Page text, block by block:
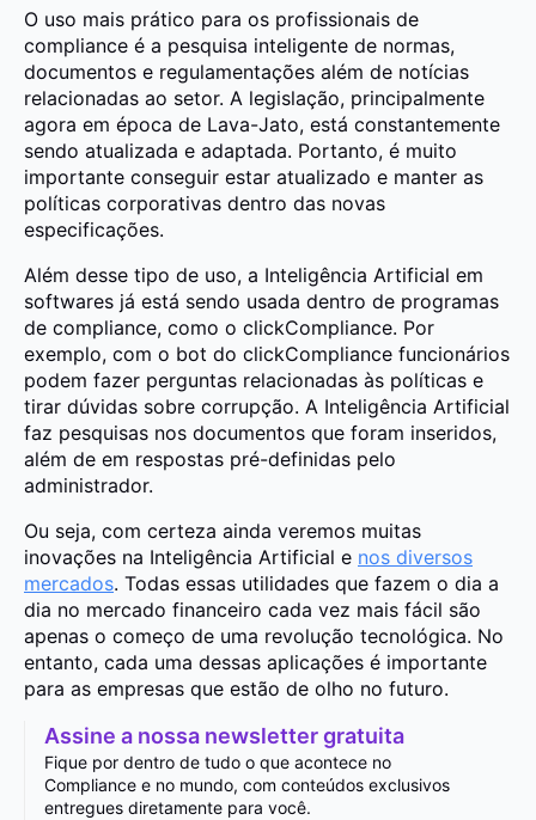
O uso mais prático para os profissionais de
compliance é a pesquisa inteligente de normas,
documentos e regulamentações além de notícias
relacionadas ao setor. A legislação, principalmente
agora em época de Lava-Jato, está constantemente
sendo atualizada e adaptada. Portanto, é muito
importante conseguir estar atualizado e manter as
políticas corporativas dentro das novas
especificações.
Além desse tipo de uso, a Inteligência Artificial em
softwares já está sendo usada dentro de programas
de compliance, como o clickCompliance. Por
exemplo, com o bot do clickCompliance funcionários
podem fazer perguntas relacionadas às políticas e
tirar dúvidas sobre corrupção. A Inteligência Artificial
faz pesquisas nos documentos que foram inseridos,
além de em respostas pré-definidas pelo
administrador.
Ou seja, com certeza ainda veremos muitas
inovações na Inteligência Artificial e nos diversos
mercados. Todas essas utilidades que fazem o dia a
dia no mercado financeiro cada vez mais fácil são
apenas o começo de uma revolução tecnológica. No
entanto, cada uma dessas aplicações é importante
para as empresas que estão de olho no futuro.
Assine a nossa newsletter gratuita
Fique por dentro de tudo o que acontece no
Compliance e no mundo, com conteúdos exclusivos
entregues diretamente para você.